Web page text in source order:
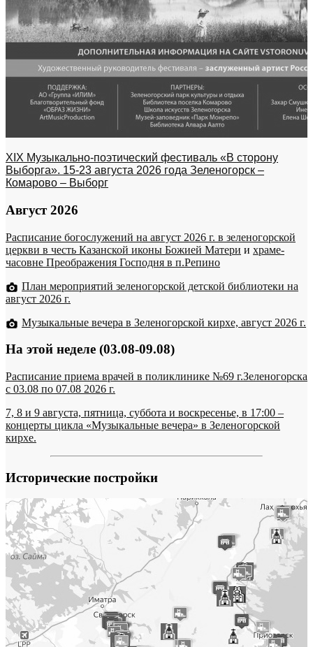
XIX Музыкально-поэтический фестиваль «В сторону
Выборга». 15-23 августа 2026 года Зеленогорск –
Комарово – Выборг
Август 2026
Расписание богослужений на август 2026 г. в зеленогорской
церкви в честь Казанской иконы Божией Матери и храме-
часовне Преображения Господня в п.Репино
План мероприятий зеленогорской детской библиотеки на
август 2026 г.
Музыкальные вечера в Зеленогорской кирхе, август 2026 г.
На этой неделе (03.08-09.08)
Расписание приема врачей в поликлинике №69 г.Зеленогорска
c 03.08 по 07.08 2026 г.
7, 8 и 9 августа, пятница, суббота и воскресенье, в 17:00 –
концерты цикла «Музыкальные вечера» в Зеленогорской
кирхе.
Исторические постройки